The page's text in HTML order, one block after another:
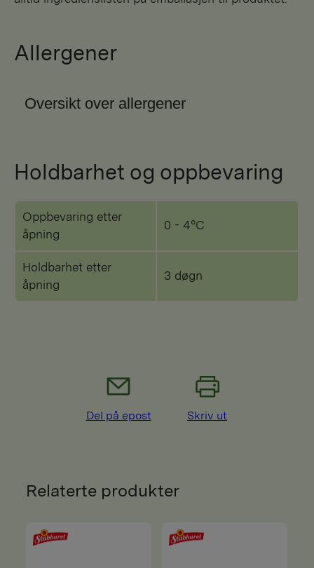
Allergener
Oversikt over allergener
Holdbarhet og oppbevaring
Oppbevaring etter
åpning
0 - 4°C
Holdbarhet etter
åpning
3 døgn
Del på epost Skriv ut
Relaterte produkter